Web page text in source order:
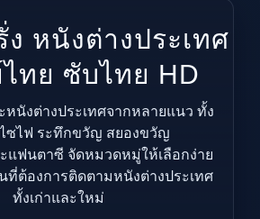
หนังต่างประเทศ
ทย ซับไทย HD
หนังต่างประเทศจากหลายแนว ทั้ง
ซไฟ ระทึกขวัญ สยองขวัญ
แฟนตาซี จัดหมวดหมู่ให้เลือกง่าย
ที่ต้องการติดตามหนังต่างประเทศ
ทั้งเก่าและใหม่